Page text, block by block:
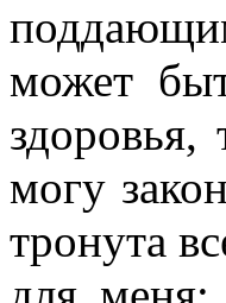
может
могу
тронута